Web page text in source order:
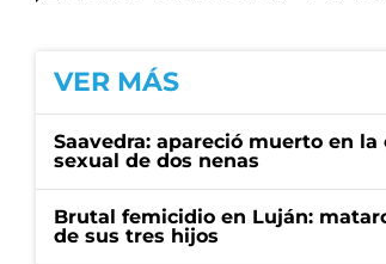
VER MÁS
Saavedra: apareció muerto en
sexual de dos nenas
Brutal femicidio en Luján:
de sus tres hijos